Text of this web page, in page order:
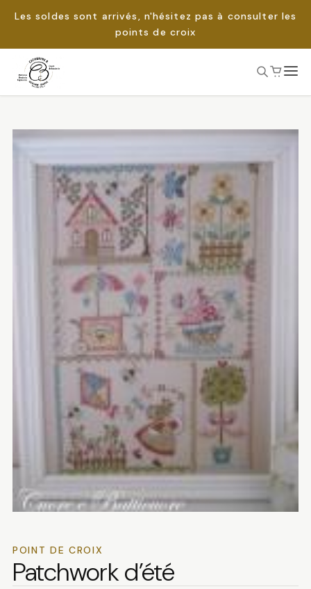
Les soldes sont arrivés, n'hésitez pas à consulter les
points de croix
Passer
POINT DE CROIX
Patchwork d’été